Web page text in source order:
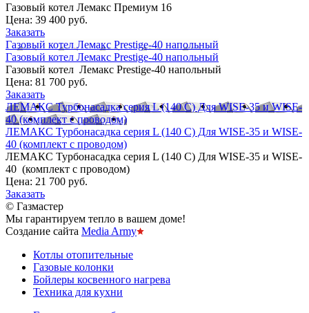
Газовый котел Лемакс Премиум 16
Цена: 39 400 руб.
Заказать
Газовый котел Лемакс Prestige-40 напольный
Газовый котел Лемакс Prestige-40 напольный
Газовый котел Лемакс Prestige-40 напольный
Цена: 81 700 руб.
Заказать
ЛЕМАКС Турбонасадка серия L (140 С) Для WISE-35 и WISE-
40 (комплект с проводом)
ЛЕМАКС Турбонасадка серия L (140 С) Для WISE-35 и WISE-
40 (комплект с проводом)
ЛЕМАКС Турбонасадка серия L (140 С) Для WISE-35 и WISE-
40 (комплект с проводом)
Цена: 21 700 руб.
Заказать
© Газмастер
Мы гарантируем тепло в вашем доме!
Создание сайта Media Army
Котлы отопительные
Газовые колонки
Бойлеры косвенного нагрева
Техника для кухни